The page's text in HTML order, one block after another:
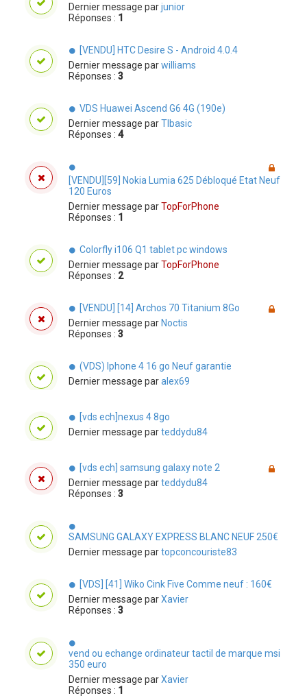
Dernier message parjunior
Réponses : 1
[VENDU] HTC Desire S - Android 4.0.4
Dernier message parwilliams
Réponses : 3
VDS Huawei Ascend G6 4G (190e)
Dernier message parTIbasic
Réponses : 4
[VENDU][59] Nokia Lumia 625 Débloqué Etat Neuf
120 Euros
Dernier message parTopForPhone
Réponses : 1
Colorfly i106 Q1 tablet pc windows
Dernier message parTopForPhone
Réponses : 2
[VENDU] [14] Archos 70 Titanium 8Go
Dernier message parNoctis
Réponses : 3
(VDS) Iphone 4 16 go Neuf garantie
Dernier message paralex69
[vds ech]nexus 4 8go
Dernier message parteddydu84
[vds ech] samsung galaxy note 2
Dernier message parteddydu84
Réponses : 3
SAMSUNG GALAXY EXPRESS BLANC NEUF 250€
Dernier message partopconcouriste83
[VDS] [41] Wiko Cink Five Comme neuf : 160€
Dernier message parXavier
Réponses : 3
vend ou echange ordinateur tactil de marque msi
350 euro
Dernier message parXavier
Réponses : 1